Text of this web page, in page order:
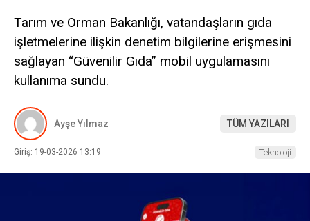
Tarım ve Orman Bakanlığı, vatandaşların gıda
işletmelerine ilişkin denetim bilgilerine erişmesini
sağlayan “Güvenilir Gıda” mobil uygulamasını
kullanıma sundu.
Ayşe Yılmaz TÜM YAZILARI
Giriş: 19-03-2026 13:19 Teknoloji